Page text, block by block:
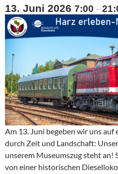
13. Juni 2026 7:00 –
Am 13. Juni begeben wir uns auf
durch Zeit und Landschaft:
unserem Museumszug steht an!
von einer historischen